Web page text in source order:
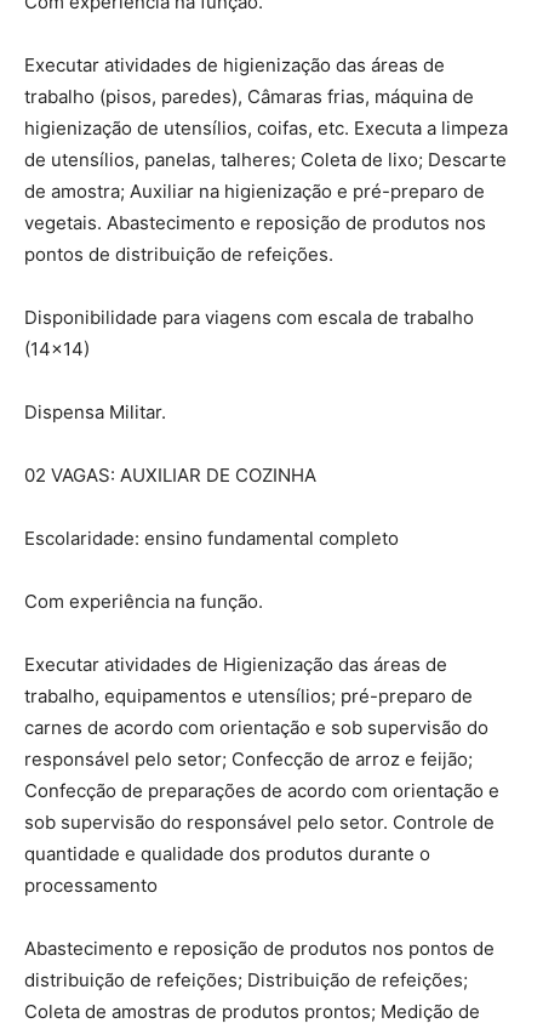
Executar atividades de higienização das áreas de
trabalho (pisos, paredes), Câmaras frias, máquina de
higienização de utensílios, coifas, etc. Executa a limpeza
de utensílios, panelas, talheres; Coleta de lixo; Descarte
de amostra; Auxiliar na higienização e pré-preparo de
vegetais. Abastecimento e reposição de produtos nos
pontos de distribuição de refeições.
Disponibilidade para viagens com escala de trabalho
(14×14)
Dispensa Militar.
02 VAGAS: AUXILIAR DE COZINHA
Escolaridade: ensino fundamental completo
Com experiência na função.
Executar atividades de Higienização das áreas de
trabalho, equipamentos e utensílios; pré-preparo de
carnes de acordo com orientação e sob supervisão do
responsável pelo setor; Confecção de arroz e feijão;
Confecção de preparações de acordo com orientação e
sob supervisão do responsável pelo setor. Controle de
quantidade e qualidade dos produtos durante o
processamento
Abastecimento e reposição de produtos nos pontos de
distribuição de refeições; Distribuição de refeições;
Coleta de amostras de produtos prontos; Medição de